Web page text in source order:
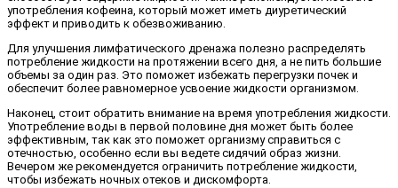
употребления кофеина, который может иметь диуретический
эффект и приводить к обезвоживанию.
Для улучшения лимфатического дренажа полезно распределять
потребление жидкости на протяжении всего дня, а не пить большие
объемы за один раз. Это поможет избежать перегрузки почек и
обеспечит более равномерное усвоение жидкости организмом.
Наконец, стоит обратить внимание на время употребления жидкости.
Употребление воды в первой половине дня может быть более
эффективным, так как это поможет организму справиться с
отечностью, особенно если вы ведете сидячий образ жизни.
Вечером же рекомендуется ограничить потребление жидкости,
чтобы избежать ночных отеков и дискомфорта.